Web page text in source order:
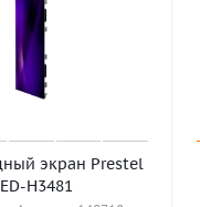
экран Prestel
H3481